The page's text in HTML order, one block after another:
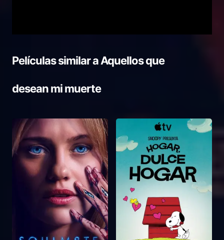
Películas similar aAquellos que
desean mi muerte